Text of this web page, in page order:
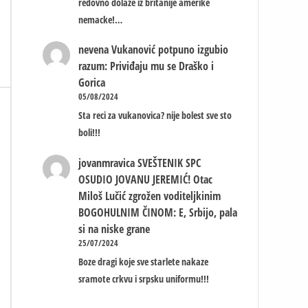
nemacke!…
nevena Vukanović potpuno izgubio
razum: Priviđaju mu se Draško i
Gorica
05/08/2024
Sta reci za vukanovica? nije bolest sve sto
boli!!!
jovanmravica SVEŠTENIK SPC
OSUDIO JOVANU JEREMIĆ! Otac
Miloš Lučić zgrožen voditeljkinim
BOGOHULNIM ČINOM: E, Srbijo, pala
si na niske grane
25/07/2024
Boze dragi koje sve starlete nakaze
sramote crkvu i srpsku uniformu!!!